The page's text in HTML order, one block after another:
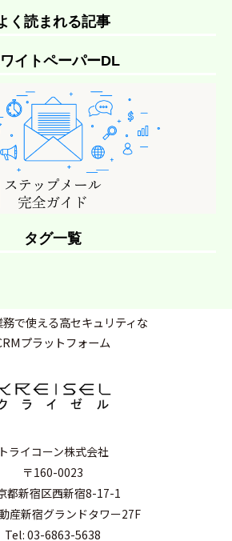
く読まれる記事
イトペーパーDL
タグ一覧
で使える高セキュリティな
プラットフォーム
トライコーン株式会社
〒160-0023
都新宿区西新宿8-17-1
産新宿グランドタワー27F
Tel: 03-6863-5638